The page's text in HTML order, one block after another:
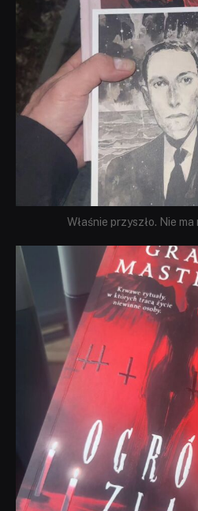
Właśnie przyszło. Nie
Sie 23